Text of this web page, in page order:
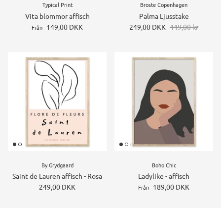
Typical Print
Vita blommor affisch
Från 149,00 DKK
Broste Copenhagen
Palma Ljusstake
249,00 DKK 449,00 kr
By Grydgaard
Saint de Lauren affisch - Rosa
249,00 DKK
Boho Chic
Ladylike - affisch
Från 189,00 DKK